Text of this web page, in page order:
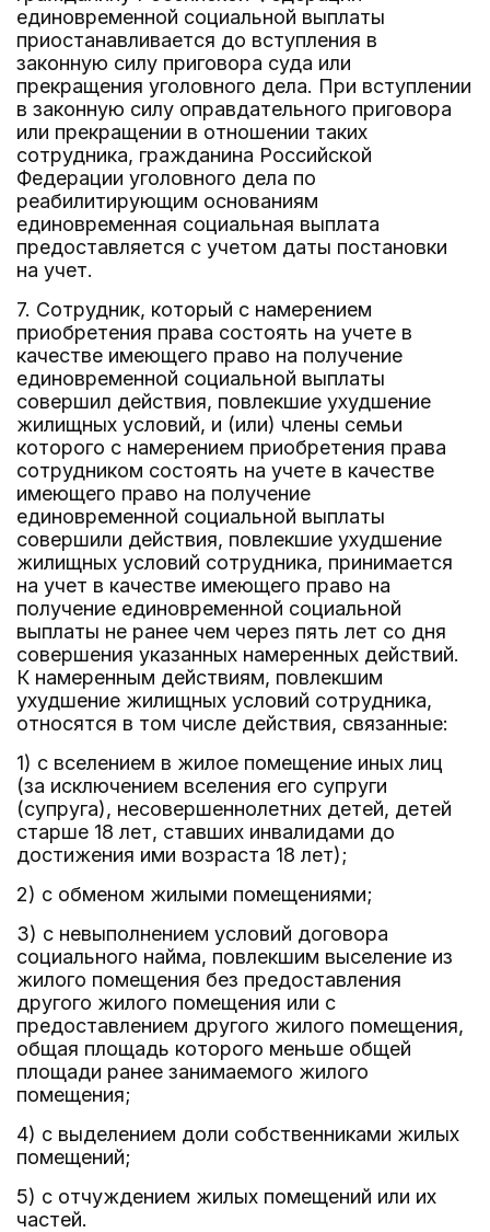
единовременной социальной выплаты
приостанавливается до вступления в
законную силу приговора суда или
прекращения уголовного дела. При вступлении
в законную силу оправдательного приговора
или прекращении в отношении таких
сотрудника, гражданина Российской
Федерации уголовного дела по
реабилитирующим основаниям
единовременная социальная выплата
предоставляется с учетом даты постановки
на учет.
7. Сотрудник, который с намерением
приобретения права состоять на учете в
качестве имеющего право на получение
единовременной социальной выплаты
совершил действия, повлекшие ухудшение
жилищных условий, и (или) члены семьи
которого с намерением приобретения права
сотрудником состоять на учете в качестве
имеющего право на получение
единовременной социальной выплаты
совершили действия, повлекшие ухудшение
жилищных условий сотрудника, принимается
на учет в качестве имеющего право на
получение единовременной социальной
выплаты не ранее чем через пять лет со дня
совершения указанных намеренных действий.
К намеренным действиям, повлекшим
ухудшение жилищных условий сотрудника,
относятся в том числе действия, связанные:
1) с вселением в жилое помещение иных лиц
(за исключением вселения его супруги
(супруга), несовершеннолетних детей, детей
старше 18 лет, ставших инвалидами до
достижения ими возраста 18 лет);
2) с обменом жилыми помещениями;
3) с невыполнением условий договора
социального найма, повлекшим выселение из
жилого помещения без предоставления
другого жилого помещения или с
предоставлением другого жилого помещения,
общая площадь которого меньше общей
площади ранее занимаемого жилого
помещения;
4) с выделением доли собственниками жилых
помещений;
5) с отчуждением жилых помещений или их
частей.